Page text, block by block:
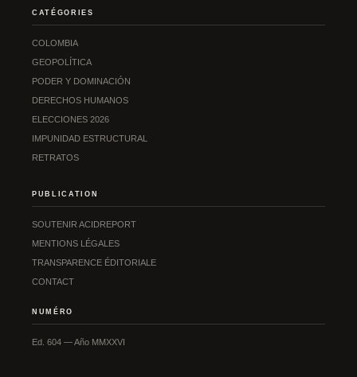
CATÉGORIES
COLOMBIA
GEOPOLÍTICA
PODER Y DOMINACIÓN
DERECHOS HUMANOS
ELECCIONES 2026
IMPUNIDAD ESTRUCTURAL
RETRATOS
PUBLICATION
SOUTENIR ACIDREPORT
MENTIONS LÉGALES
TRANSPARENCE ÉDITORIALE
CONTACT
NUMÉRO
Ed. 604 — Año MMXXVI